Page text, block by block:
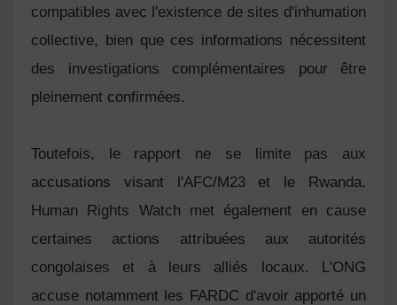
compatibles avec l'existence de sites d'inhumation
collective, bien que ces informations nécessitent
des investigations complémentaires pour être
pleinement confirmées.
Toutefois, le rapport ne se limite pas aux
accusations visant l'AFC/M23 et le Rwanda.
Human Rights Watch met également en cause
certaines actions attribuées aux autorités
congolaises et à leurs alliés locaux. L'ONG
accuse notamment les FARDC d'avoir apporté un